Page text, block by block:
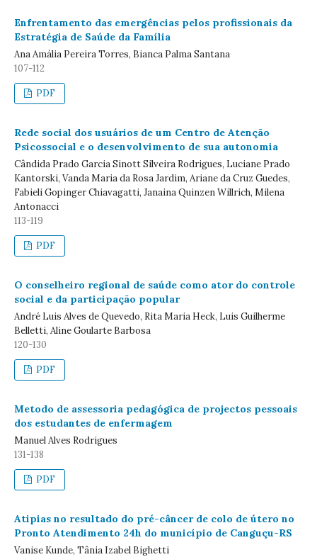
Enfrentamento das emergências pelos profissionais da
Estratégia de Saúde da Família
Ana Amália Pereira Torres, Bianca Palma Santana
107-112
PDF
Rede social dos usuários de um Centro de Atenção
Psicossocial e o desenvolvimento de sua autonomia
Cândida Prado Garcia Sinott Silveira Rodrigues, Luciane Prado
Kantorski, Vanda Maria da Rosa Jardim, Ariane da Cruz Guedes,
Fabieli Gopinger Chiavagatti, Janaina Quinzen Willrich, Milena
Antonacci
113-119
PDF
O conselheiro regional de saúde como ator do controle
social e da participação popular
André Luis Alves de Quevedo, Rita Maria Heck, Luis Guilherme
Belletti, Aline Goularte Barbosa
120-130
PDF
Metodo de assessoria pedagógica de projectos pessoais
dos estudantes de enfermagem
Manuel Alves Rodrigues
131-138
PDF
Atipias no resultado do pré-câncer de colo de útero no
Pronto Atendimento 24h do município de Canguçu-RS
Vanise Kunde, Tânia Izabel Bighetti